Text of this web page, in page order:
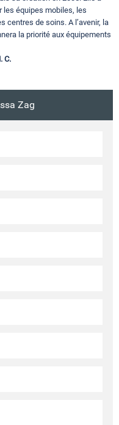
les équipes mobiles, les
centres de soins. A l’avenir, la
la priorité aux équipements
C.
Zag